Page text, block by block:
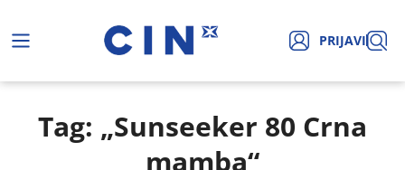
PRIJAVI
Tag: „Sunseeker 80 Crna
mamba“